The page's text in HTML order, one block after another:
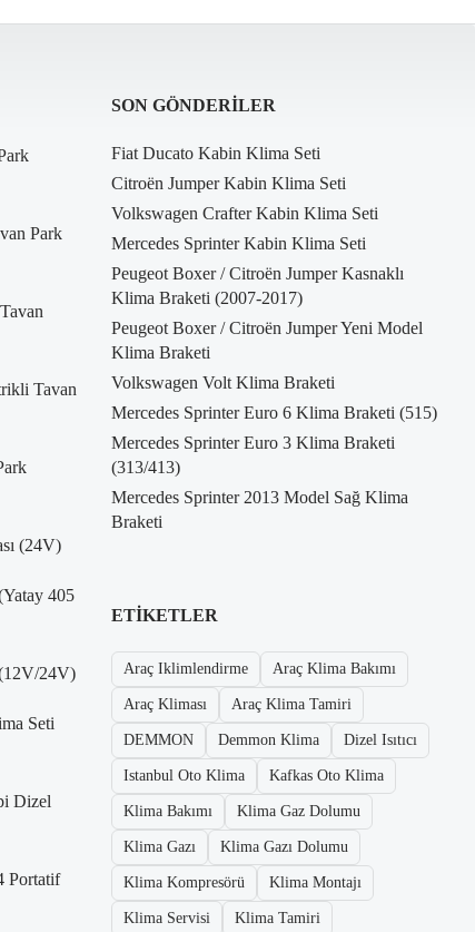
Park
Tavan
(24V)
405
24V)
Seti
Dizel
Portatif
SON GÖNDERILER
Fiat Ducato Kabin Klima Seti
Citroën Jumper Kabin Klima Seti
Volkswagen Crafter Kabin Klima Seti
Mercedes Sprinter Kabin Klima Seti
Peugeot Boxer / Citroën Jumper Kasnaklı
Klima Braketi (2007-2017)
Peugeot Boxer / Citroën Jumper Yeni Model
Klima Braketi
Volkswagen Volt Klima Braketi
Mercedes Sprinter Euro 6 Klima Braketi (515)
Mercedes Sprinter Euro 3 Klima Braketi
(313/413)
Mercedes Sprinter 2013 Model Sağ Klima
Braketi
ETIKETLER
Araç Iklimlendirme Araç Klima Bakımı
Araç Kliması Araç Klima Tamiri
DEMMON Demmon Klima Dizel Isıtıcı
Istanbul Oto Klima Kafkas Oto Klima
Klima Bakımı Klima Gaz Dolumu
Klima Gazı Klima Gazı Dolumu
Klima Kompresörü Klima Montajı
Klima Servisi Klima Tamiri